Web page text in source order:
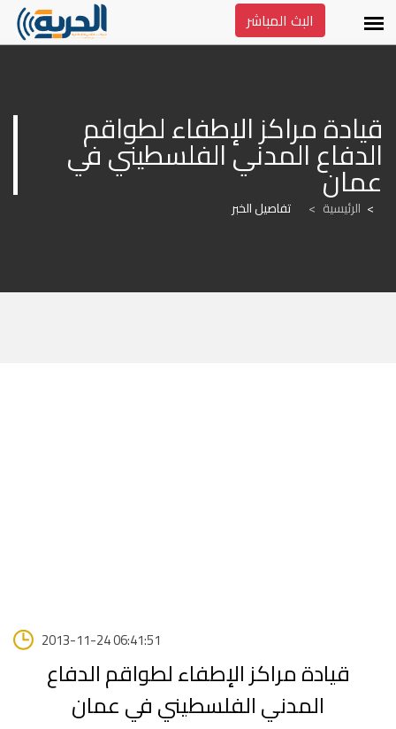
البث المباشر
عمان
الرئيسية > تفاصيل الخبر
2013-11-24 06:41:51
قيادة مراكز الإطفاء لطواقم الدفاع
المدني الفلسطيني في عمان